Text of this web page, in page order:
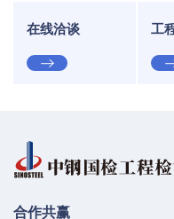
在线洽谈 工
合作共赢